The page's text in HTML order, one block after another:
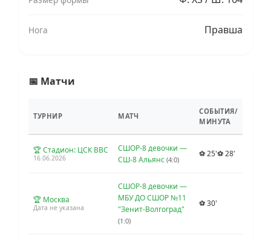
Нога Правша
📅 Матчи
ТУРНИР МАТЧ
СОБЫТИЯ/
МИНУТА
🏆 Стадион: ЦСК ВВС
16.06.2026
СШОР-8 девочки —
СШ-8 Альянс (4:0)
⚽ 25'⚽ 28'
🏆 Москва
Дата не указана
СШОР-8 девочки —
МБУ ДО СШОР №11
"Зенит-Волгоград"
(1:0)
⚽ 30'